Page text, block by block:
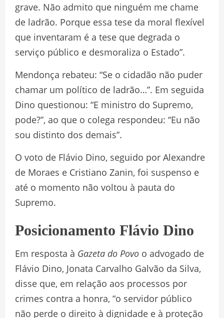
grave. Não admito que ninguém me chame
de ladrão. Porque essa tese da moral flexível
que inventaram é a tese que degrada o
serviço público e desmoraliza o Estado”.
Mendonça rebateu: “Se o cidadão não puder
chamar um político de ladrão…”. Em seguida
Dino questionou: “E ministro do Supremo,
pode?”, ao que o colega respondeu: “Eu não
sou distinto dos demais”.
O voto de Flávio Dino, seguido por Alexandre
de Moraes e Cristiano Zanin, foi suspenso e
até o momento não voltou à pauta do
Supremo.
Posicionamento Flávio Dino
Em resposta à Gazeta do Povo o advogado de
Flávio Dino, Jonata Carvalho Galvão da Silva,
disse que, em relação aos processos por
crimes contra a honra, “o servidor público
não perde o direito à dignidade e à proteção